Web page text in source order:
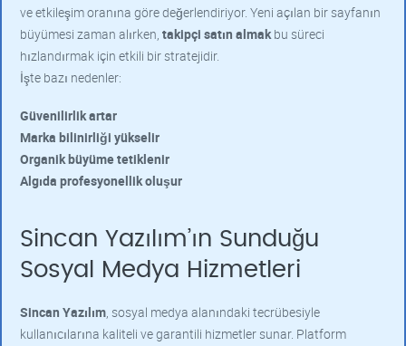
ve etkileşim oranına göre değerlendiriyor. Yeni açılan bir sayfanın
büyümesi zaman alırken, takipçi satın almakbu süreci
hızlandırmak için etkili bir stratejidir.
İşte bazı nedenler:
Güvenilirlik artar
Marka bilinirliği yükselir
Organik büyüme tetiklenir
Algıda profesyonellik oluşur
Sincan Yazılım’ın Sunduğu
Sosyal Medya Hizmetleri
Sincan Yazılım, sosyal medya alanındaki tecrübesiyle
kullanıcılarına kaliteli ve garantili hizmetler sunar. Platform